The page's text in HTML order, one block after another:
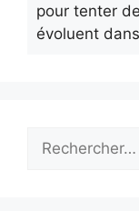
pour tenter
évoluent